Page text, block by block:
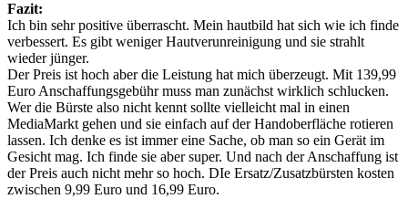
Fazit:
Ich bin sehr positive überrascht. Mein hautbild hat sich wie ich finde
verbessert. Es gibt weniger Hautverunreinigung und sie strahlt
wieder jünger.
Der Preis ist hoch aber die Leistung hat mich überzeugt. Mit 139,99
Euro Anschaffungsgebühr muss man zunächst wirklich schlucken.
Wer die Bürste also nicht kennt sollte vielleicht mal in einen
MediaMarkt gehen und sie einfach auf der Handoberfläche rotieren
lassen. Ich denke es ist immer eine Sache, ob man so ein Gerät im
Gesicht mag. Ich finde sie aber super. Und nach der Anschaffung ist
der Preis auch nicht mehr so hoch. DIe Ersatz/Zusatzbürsten kosten
zwischen 9,99 Euro und 16,99 Euro.